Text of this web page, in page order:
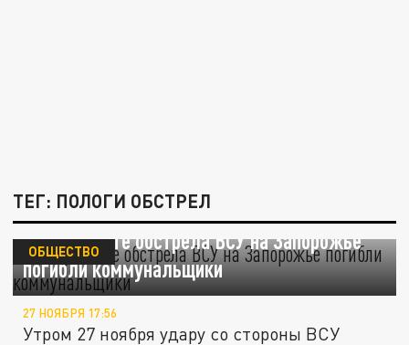
ТЕГ: ПОЛОГИ ОБСТРЕЛ
В результате обстрела ВСУ на Запорожье
погибли коммунальщики
ОБЩЕСТВО
27 НОЯБРЯ 17:56
Утром 27 ноября удару со стороны ВСУ